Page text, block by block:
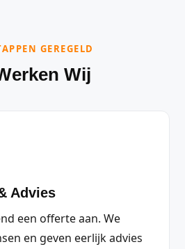
GEREGELD
Wij
Advies
een offerte aan. We
en geven eerlijk advies